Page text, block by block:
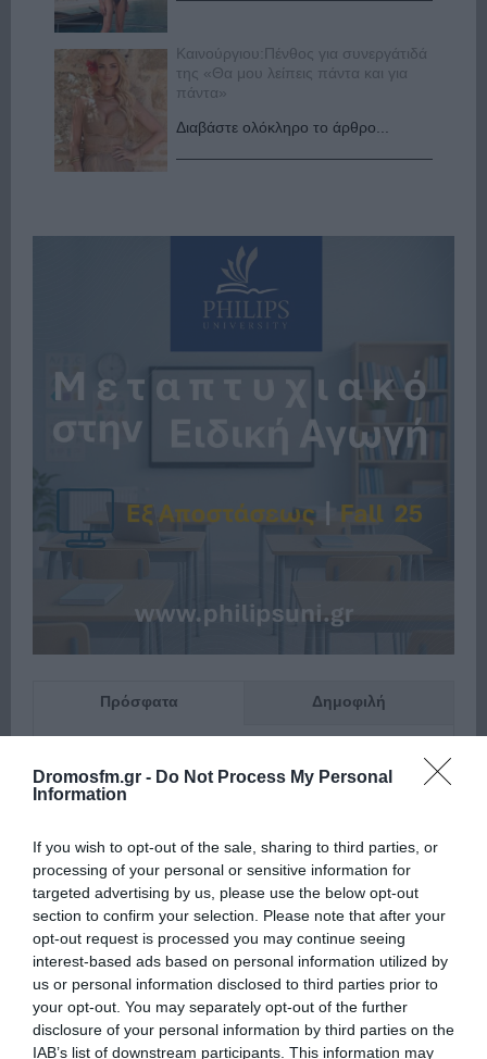
Dromosfm.gr - Do Not Process My Personal
Information
If you wish to opt-out of the sale, sharing to third parties, or
processing of your personal or sensitive information for
targeted advertising by us, please use the below opt-out
section to confirm your selection. Please note that after your
opt-out request is processed you may continue seeing
interest-based ads based on personal information utilized by
us or personal information disclosed to third parties prior to
your opt-out. You may separately opt-out of the further
disclosure of your personal information by third parties on the
IAB’s list of downstream participants. This information may
Καινούργιου:Πένθος για συνεργάτιδά
της «Θα μου λείπεις πάντα και για
πάντα»
Διαβάστε ολόκληρο το άρθρο...
Πρόσφατα Δημοφιλή
ΕΙΠΕΣ – ΦΕΡΡΗΣ ΘΟΔΩΡΗΣ